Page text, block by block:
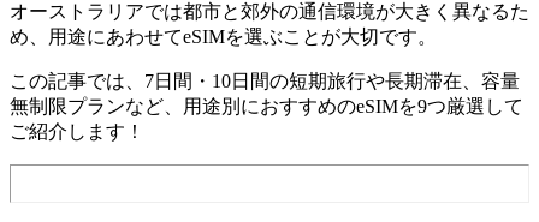
オーストラリアでは都市と郊外の通信環境が大きく異なるた
め、用途にあわせてeSIMを選ぶことが大切です。
この記事では、7日間・10日間の短期旅行や長期滞在、容量
無制限プランなど、用途別におすすめのeSIMを9つ厳選して
ご紹介します！